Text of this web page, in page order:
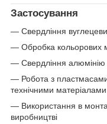
Застосування
— Свердління
— Обробка кольорових
— Свердління алюмінію
— Робота з
технічними матеріалами
— Використання в
виробництві